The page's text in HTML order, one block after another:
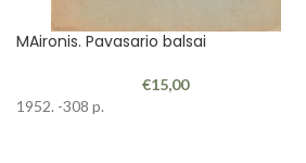
MAironis. Pavasario balsai
€15,00
1952. -308 p.